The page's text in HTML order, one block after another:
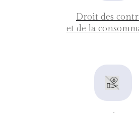
Droit des
et de la